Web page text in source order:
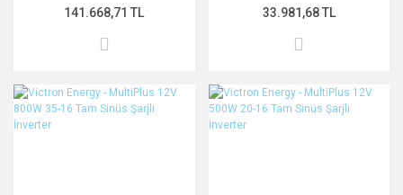
141.668,71 TL 33.981,68 TL